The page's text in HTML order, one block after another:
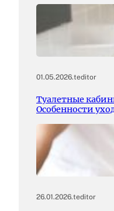
01.05.2026.teditor
Туалетные
Особенности
26.01.2026.teditor